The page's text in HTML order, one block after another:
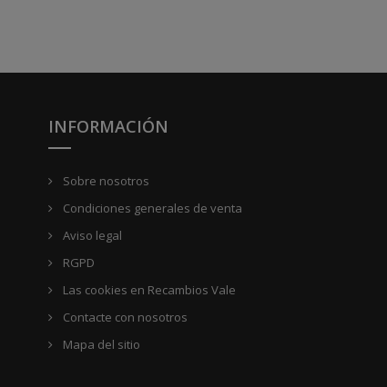
INFORMACIÓN
Sobre nosotros
Condiciones generales de venta
Aviso legal
RGPD
Las cookies en Recambios Vale
Contacte con nosotros
Mapa del sitio